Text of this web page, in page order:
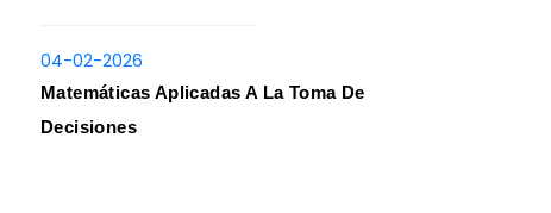
04-02-2026
Matemáticas Aplicadas A La Toma De
Decisiones